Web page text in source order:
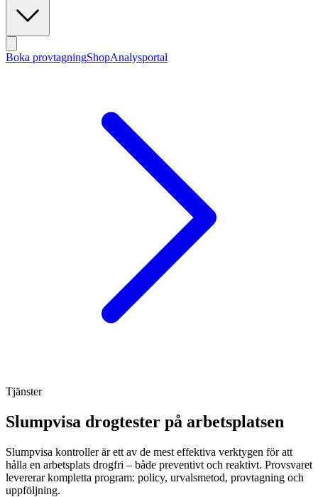
Boka provtagningShopAnalysportal
Tjänster
Slumpvisa drogtester på arbetsplatsen
Slumpvisa kontroller är ett av de mest effektiva verktygen för att
hålla en arbetsplats drogfri – både preventivt och reaktivt. Provsvaret
levererar kompletta program: policy, urvalsmetod, provtagning och
uppföljning.